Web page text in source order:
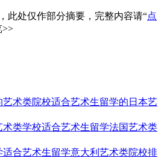
此处仅作部分摘要，完整内容请“点
>>
艺术类院校适合艺术生留学的日本艺
类学校适合艺术生留学法国艺术类
合艺术生留学意大利艺术类院校排